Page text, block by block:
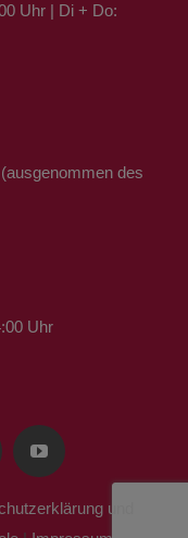
Uhr | Di + Do:
des
Uhr
und